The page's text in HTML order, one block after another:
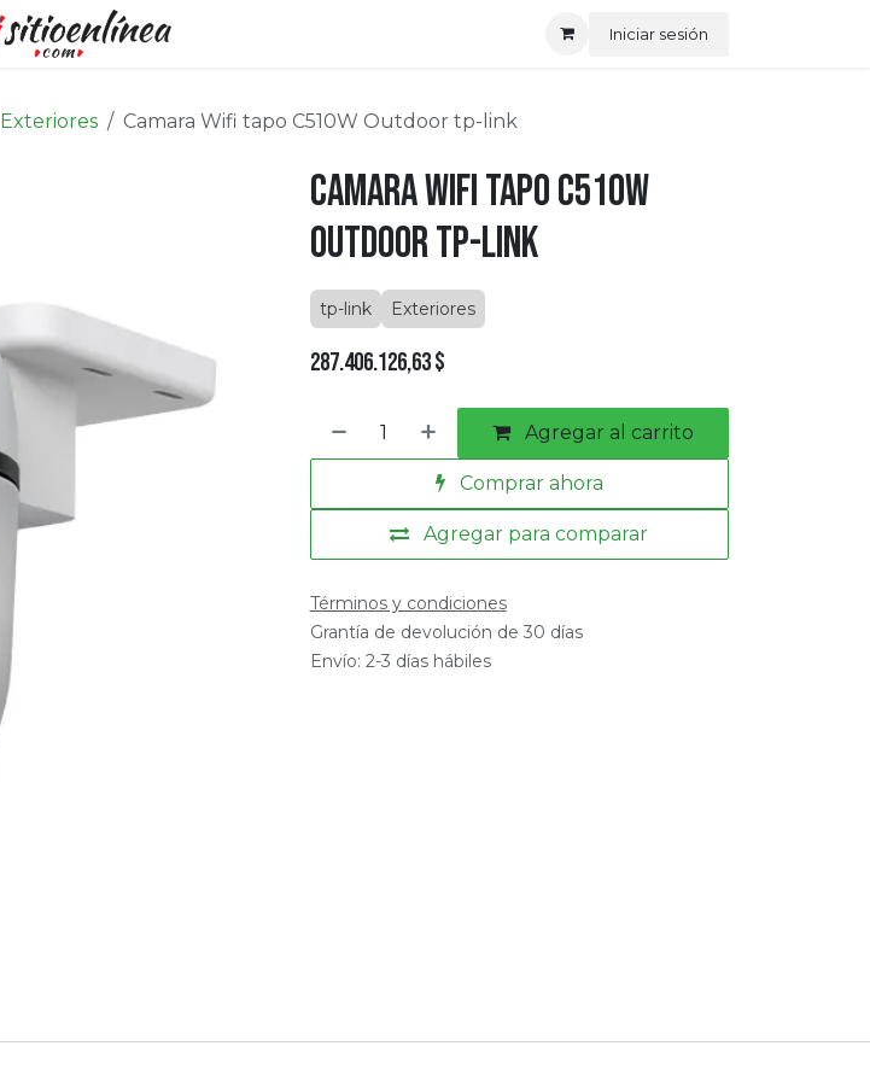
Iniciar sesión
Exteriores Camara Wifi tapo C510W Outdoor tp-link
Camara Wifi tapo C510W
Outdoor tp-link
tp-link Exteriores
287.406.126,63$
Agregar al carrito
Comprar ahora
Agregar para comparar
Términos y condiciones
Grantía de devolución de 30 días
Envío: 2-3 días hábiles